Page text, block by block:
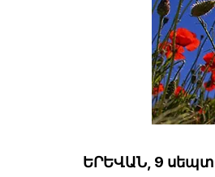
ԵՐԵՎԱՆ, 9